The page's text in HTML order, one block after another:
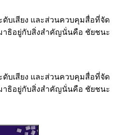
บเสียง และส่วนควบคุมสื่อที่จัด
าธิอยู่กับสิ่งสำคัญนั่นคือ ชัยชนะ
บเสียง และส่วนควบคุมสื่อที่จัด
าธิอยู่กับสิ่งสำคัญนั่นคือ ชัยชนะ